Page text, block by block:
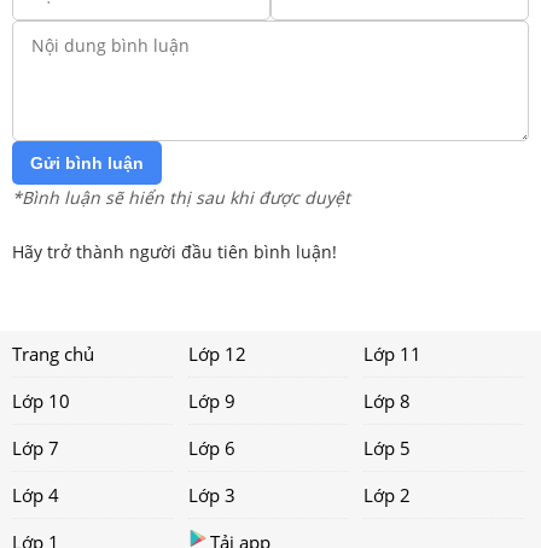
Gửi bình luận
*Bình luận sẽ hiển thị sau khi được duyệt
Hãy trở thành người đầu tiên bình luận!
Trang chủ Lớp 12
Lớp 11
Lớp 10
Lớp 9
Lớp 8
Lớp 7
Lớp 6
Lớp 5
Lớp 4
Lớp 3
Lớp 2
Lớp 1
Tải app